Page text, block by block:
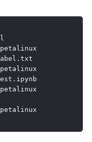
petalinux
.
petalinux
.
petalinux
petalinux